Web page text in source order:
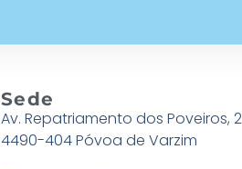
Sede
Av. Repatriamento dos Poveiros,
4490-404 Póvoa de Varzim